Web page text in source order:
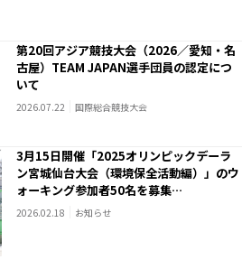
第20回アジア競技大会（2026／愛知・名
古屋）TEAM JAPAN選手団員の認定につ
いて
2026.07.22 国際総合競技大会
3月15日開催「2025オリンピックデーラ
ン宮城仙台大会（環境保全活動編）」のウ
ォーキング参加者50名を募集
いつまでもスポーツを楽しめる地球である
2026.02.18 お知らせ